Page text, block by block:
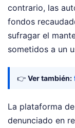
contrario, las
fondos
sufragar el
sometidos a un
👉 Ver también:
La plataforma
denunciado en